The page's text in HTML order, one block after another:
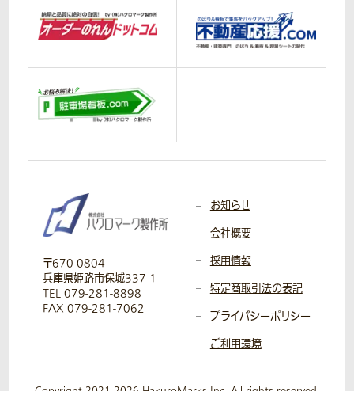
〒670-0804
兵庫県姫路市保城337-1
TEL 079-281-8898
FAX 079-281-7062
お知らせ
会社概要
採用情報
特定商取引法の表記
プライバシーポリシー
ご利用環境
Copyright 2021-2026 HakuroMarks Inc. All rights reserved.